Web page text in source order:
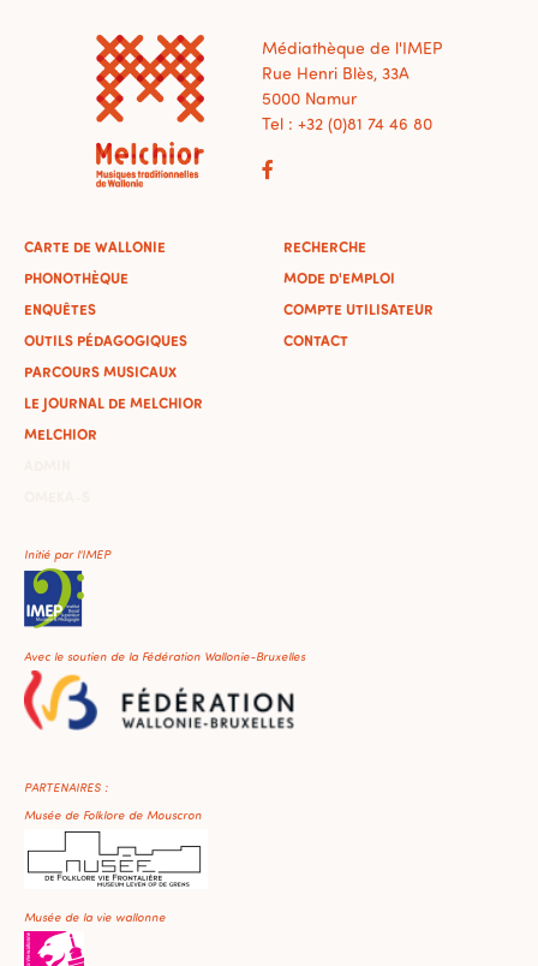
Médiathèque de l'IMEP
Rue Henri Blès, 33A
5000 Namur
Tel : +32 (0)81 74 46 80
CARTE DE WALLONIE
PHONOTHÈQUE
ENQUÊTES
OUTILS PÉDAGOGIQUES
PARCOURS MUSICAUX
LE JOURNAL DE MELCHIOR
MELCHIOR
RECHERCHE
MODE D'EMPLOI
COMPTE UTILISATEUR
CONTACT
Initié par l'IMEP
Avec le soutien de la Fédération Wallonie-Bruxelles
PARTENAIRES :
Musée de Folklore de Mouscron
Musée de la vie wallonne